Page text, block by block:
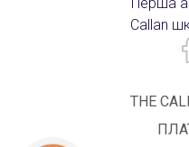
Callan
THE